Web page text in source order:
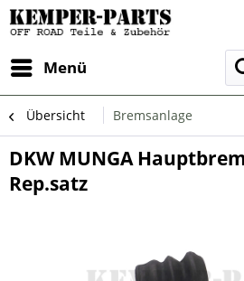
Menü
Übersicht Bremsanlage
DKW MUNGA
Rep.satz